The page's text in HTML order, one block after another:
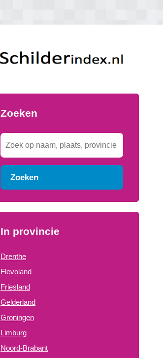
Zoeken
Zoeken
In provincie
Drenthe
Flevoland
Friesland
Gelderland
Groningen
Limburg
Noord-Brabant